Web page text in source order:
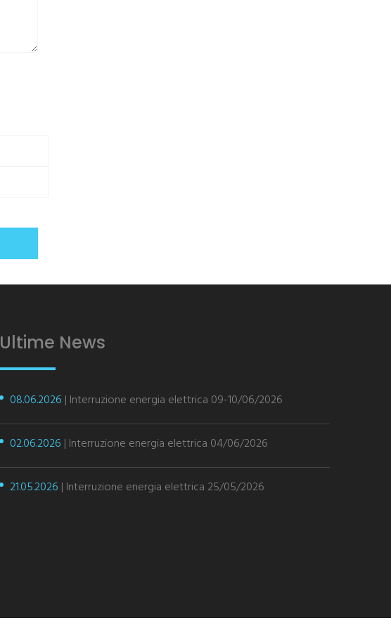
Ultime News
08.06.2026 | Interruzione energia elettrica 09-10/06/2026
02.06.2026 | Interruzione energia elettrica 04/06/2026
21.05.2026 | Interruzione energia elettrica 25/05/2026